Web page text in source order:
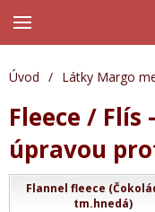
Úvod / Látky Margo
Fleece /
úpravou
Flannel fleece
tm.hnedá)